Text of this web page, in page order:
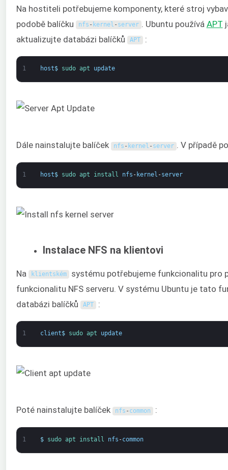
Na hostiteli potřebujeme komponenty, které stroj
podobě balíčku
nfs - kernel - server . Ubuntu používá APT
aktualizujte databázi balíčků
APT :
1 host$ sudo apt update
Dále nainstalujte balíček nfs - kernel - server . V případě
1 host$ sudo apt install nfs - kernel -server
Instalace NFS na klientovi
Na klientském systému potřebujeme funkcionalitu pro
funkcionalitu NFS serveru. V systému Ubuntu je tato
databázi balíčků
APT :
1 client$ sudo apt update
Poté nainstalujte balíček nfs - common :
1 $ sudo apt install nfs -common